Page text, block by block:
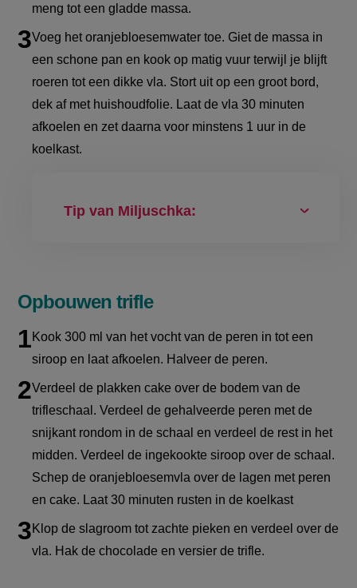
meng tot een gladde massa.
Voeg het oranjebloesemwater toe. Giet de massa in
een schone pan en kook op matig vuur terwijl je blijft
roeren tot een dikke vla. Stort uit op een groot bord,
dek af met huishoudfolie. Laat de vla 30 minuten
afkoelen en zet daarna voor minstens 1 uur in de
koelkast.
Tip van Miljuschka:
Opbouwen trifle
Kook 300 ml van het vocht van de peren in tot een
siroop en laat afkoelen. Halveer de peren.
Verdeel de plakken cake over de bodem van de
trifleschaal. Verdeel de gehalveerde peren met de
snijkant rondom in de schaal en verdeel de rest in het
midden. Verdeel de ingekookte siroop over de schaal.
Schep de oranjebloesemvla over de lagen met peren
en cake. Laat 30 minuten rusten in de koelkast
Klop de slagroom tot zachte pieken en verdeel over de
vla. Hak de chocolade en versier de trifle.